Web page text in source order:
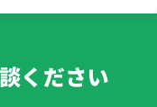
ください